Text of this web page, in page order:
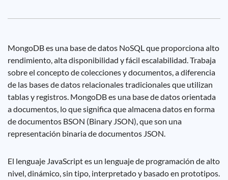
MongoDB es una base de datos NoSQL que proporciona alto
rendimiento, alta disponibilidad y fácil escalabilidad. Trabaja
sobre el concepto de colecciones y documentos, a diferencia
de las bases de datos relacionales tradicionales que utilizan
tablas y registros. MongoDB es una base de datos orientada
a documentos, lo que significa que almacena datos en forma
de documentos BSON (Binary JSON), que son una
representación binaria de documentos JSON.
El lenguaje JavaScript es un lenguaje de programación de alto
nivel, dinámico, sin tipo, interpretado y basado en prototipos.